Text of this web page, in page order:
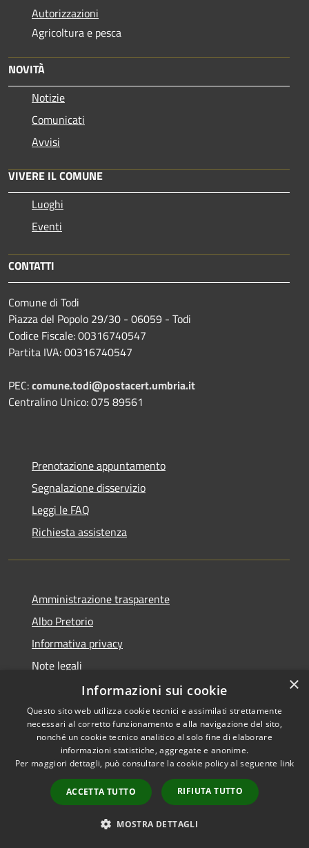
Autorizzazioni
Agricoltura e pesca
NOVITÀ
Notizie
Comunicati
Avvisi
VIVERE IL COMUNE
Luoghi
Eventi
CONTATTI
Comune di Todi
Piazza del Popolo 29/30 - 06059 - Todi
Codice Fiscale: 00316740547
Partita IVA: 00316740547
PEC:comune.todi@postacert.umbria.it
Centralino Unico: 075 89561
Prenotazione appuntamento
Segnalazione disservizio
Leggi le FAQ
Richiesta assistenza
Amministrazione trasparente
Albo Pretorio
Informativa privacy
Note legali
Dichiarazione di accessibilità
RSS
Accessibilità
Copyright © 2026 • Comune di
Todi • Powered by
Municipium•
Accesso
redazione
×
Informazioni sui cookie
Questo sito web utilizza cookie tecnici e assimilati strettamente
necessari al corretto funzionamento e alla navigazione del sito,
nonché un cookie tecnico analitico al solo fine di elaborare
informazioni statistiche, aggregate e anonime.
Per maggiori dettagli, può consultare la cookie policy al seguente link
ACCETTA TUTTO RIFIUTA TUTTO
MOSTRA DETTAGLI